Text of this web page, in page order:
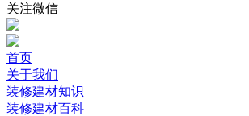
关注微信
首页
关于我们
装修建材知识
装修建材百科